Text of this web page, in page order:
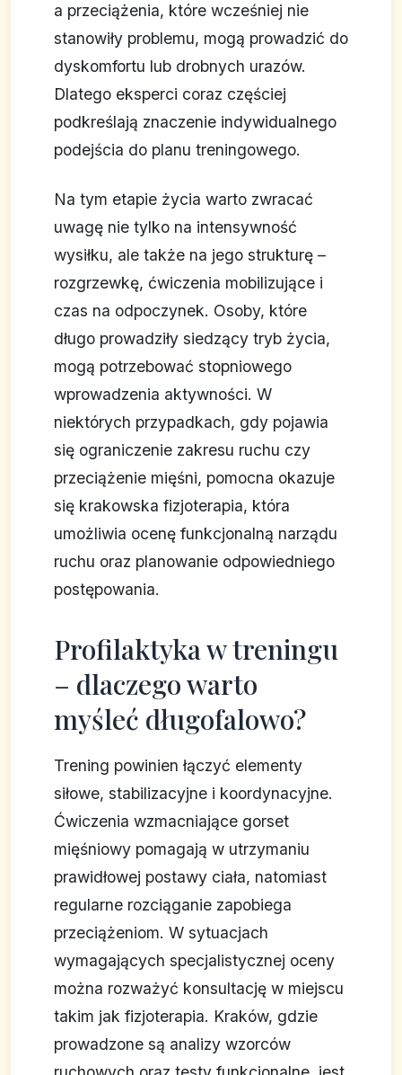
a przeciążenia, które wcześniej nie
stanowiły problemu, mogą prowadzić do
dyskomfortu lub drobnych urazów.
Dlatego eksperci coraz częściej
podkreślają znaczenie indywidualnego
podejścia do planu treningowego.
Na tym etapie życia warto zwracać
uwagę nie tylko na intensywność
wysiłku, ale także na jego strukturę –
rozgrzewkę, ćwiczenia mobilizujące i
czas na odpoczynek. Osoby, które
długo prowadziły siedzący tryb życia,
mogą potrzebować stopniowego
wprowadzenia aktywności. W
niektórych przypadkach, gdy pojawia
się ograniczenie zakresu ruchu czy
przeciążenie mięśni, pomocna okazuje
się krakowska fizjoterapia, która
umożliwia ocenę funkcjonalną narządu
ruchu oraz planowanie odpowiedniego
postępowania.
Profilaktyka w treningu
– dlaczego warto
myśleć długofalowo?
Trening powinien łączyć elementy
siłowe, stabilizacyjne i koordynacyjne.
Ćwiczenia wzmacniające gorset
mięśniowy pomagają w utrzymaniu
prawidłowej postawy ciała, natomiast
regularne rozciąganie zapobiega
przeciążeniom. W sytuacjach
wymagających specjalistycznej oceny
można rozważyć konsultację w miejscu
takim jak fizjoterapia. Kraków, gdzie
prowadzone są analizy wzorców